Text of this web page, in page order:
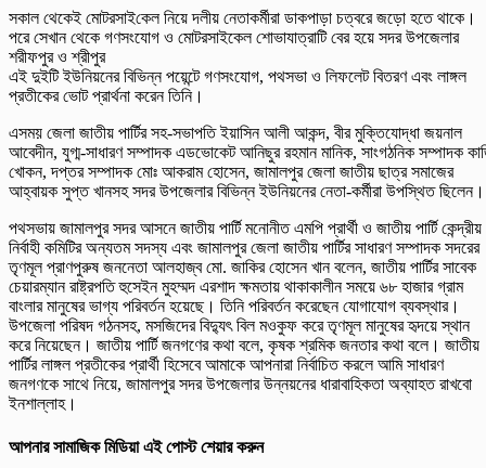
সকাল থেকেই মোটরসাই‌কেল নিয়ে দলীয় নেতাকর্মীরা ডাকপাড়া চত্বরে জড়ো হতে থাকে।
পরে সেখান থেকে গণসংযোগ ও মোটরসাইকেল শোভাযাত্রাটি বের হয়ে সদর উপজেলার
শরীফপুর ও শ্রীপুর
এই দুইটি ইউনিয়নের বিভিন্ন পয়েন্টে গণসংযোগ, পথসভা ও লিফলেট বিতরণ এবং লাঙ্গল
প্রতীকের ভোট প্রার্থনা করেন তিনি।
এসময় জেলা জাতীয় পার্টির সহ-সভাপতি ইয়াসিন আলী আকন্দ, বীর মুক্তিযোদ্ধা জয়নাল
আবেদীন, যুগ্ম-সাধারণ সম্পাদক এডভোকেট আনিছুর রহমান মানিক, সাংগঠনিক সম্পাদক
খোকন, দপ্তর সম্পাদক মোঃ আকরাম হোসেন, জামালপুর জেলা জাতীয় ছাত্র সমাজের
আহ্বায়ক সুপ্ত খানসহ সদর উপজেলার বিভিন্ন ইউনিয়নের নেতা-কর্মীরা উপস্থিত ছিলেন।
পথসভায় জামালপুর সদর আসনে জাতীয় পার্টি মনোনীত এমপি প্রার্থী ও জাতীয় পার্টি কেন্দ্রীয়
নির্বাহী কমিটির অন্যতম সদস্য এবং জামালপুর জেলা জাতীয় পার্টির সাধারণ সম্পাদক সদরের
তৃণমূল প্রাণপুরুষ জননেতা আলহাজ্ব মো. জাকির হোসেন খান বলেন, জাতীয় পার্টির সাবেক
চেয়ারম্যান রাষ্ট্রপতি হুসেইন মুহম্মদ এরশাদ ক্ষমতায় থাকাকালীন সময়ে ৬৮ হাজার গ্রাম
বাংলার মানুষের ভাগ্য পরিবর্তন হয়েছে। তিনি পরিবর্তন করেছেন যোগাযোগ ব্যবস্থার।
উপজেলা পরিষদ গঠনসহ, মসজিদের বিদ্যুৎ বিল মওকুফ করে তৃণমূল মানুষের হৃদয়ে স্থান
করে নিয়েছেন। জাতীয় পার্টি জনগণের কথা বলে, কৃষক শ্রমিক জনতার কথা বলে। জাতীয়
পার্টির লাঙ্গল প্রতীকের প্রার্থী হিসেবে আমাকে আপনারা নির্বাচিত করলে আমি সাধারণ
জনগণকে সাথে নিয়ে, জামালপুর সদর উপজেলার উন্নয়নের ধারাবাহিকতা অব্যাহত রাখবো
ইনশাল্লাহ।
আপনার সামাজিক মিডিয়া এই পোস্ট শেয়ার করুন